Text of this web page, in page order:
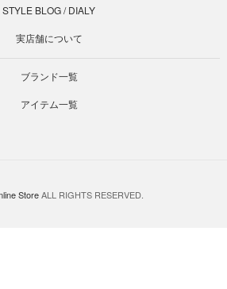
STYLE BLOG/DIALY
実店舗について
ブランド一覧
アイテム一覧
StoreALL RIGHTS RESERVED.